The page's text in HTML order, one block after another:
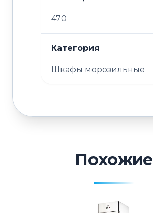
470
Категория
Шкафы морозильные
Похожие